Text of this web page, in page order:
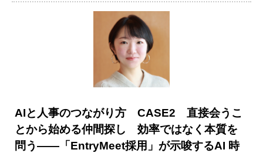
AIと人事のつながり方 CASE2 直接会うこ
とから始める仲間探し 効率ではなく本質を
問う――「EntryMeet採用」が示唆するAI 時